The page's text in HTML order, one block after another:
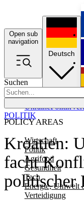
Open sub
navigation
Suchen
POLICY AREAS
Wirtschaft
Politik
Agrifood
Gesundheit
Tech
Energie, Umwelt
Verteidigung
UkrainePolitik
Deutsch
Kroatien:
facht
politischer
POLITIK